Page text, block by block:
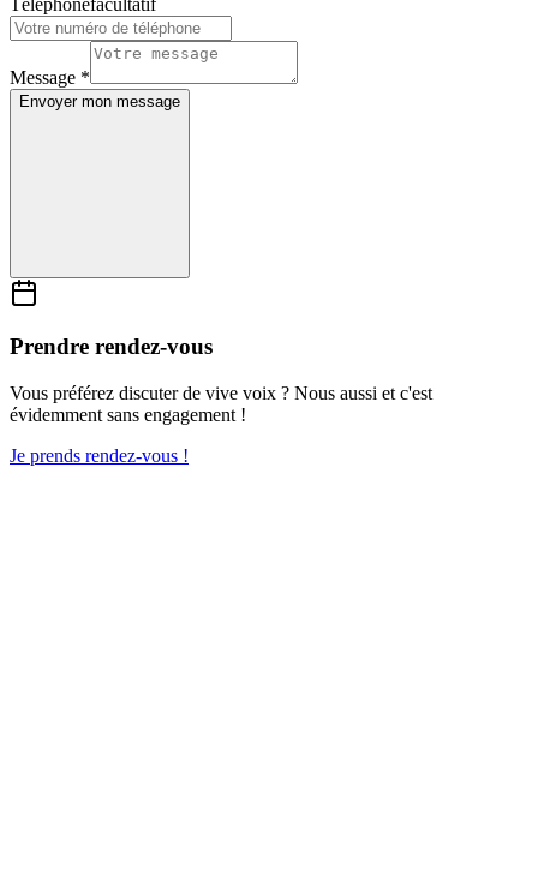
Message *
Envoyer mon message
Prendre rendez-vous
Vous préférez discuter de vive voix ? Nous aussi et c'est
évidemment sans engagement !
Je prends rendez-vous !